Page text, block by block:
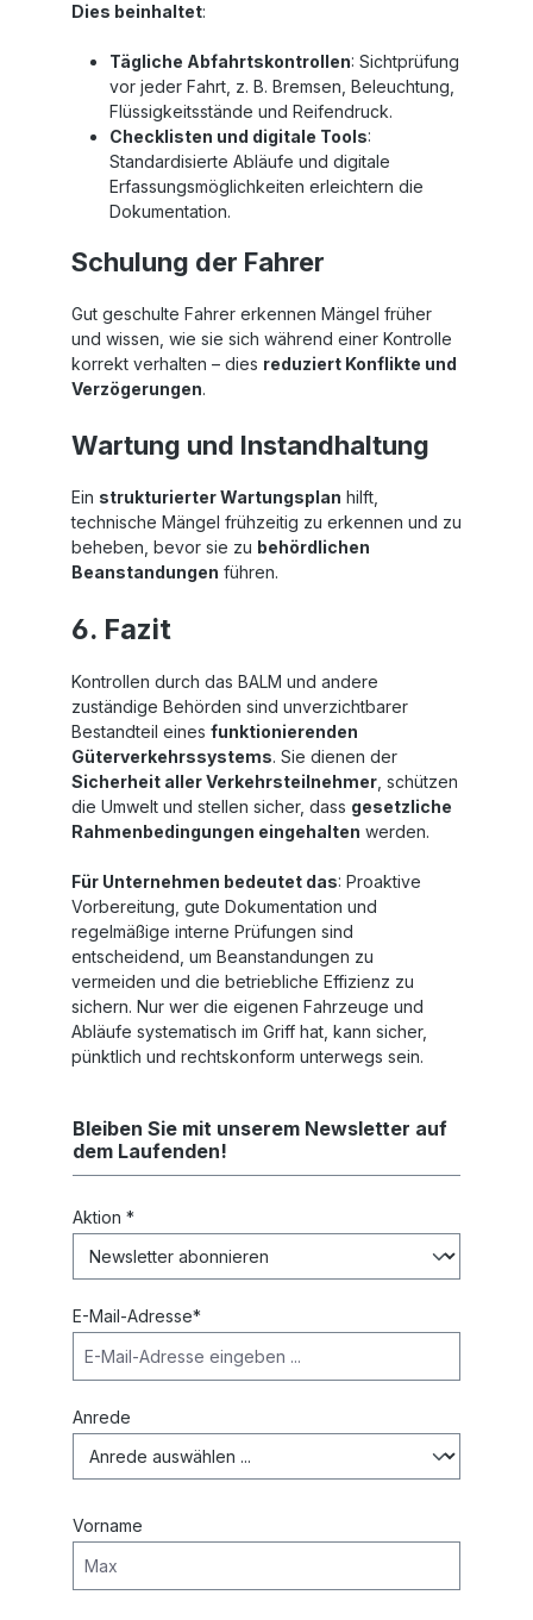
Dies beinhaltet:
Tägliche Abfahrtskontrollen: Sichtprüfung
vor jeder Fahrt, z. B. Bremsen, Beleuchtung,
Flüssigkeitsstände und Reifendruck.
Checklisten und digitale Tools:
Standardisierte Abläufe und digitale
Erfassungsmöglichkeiten erleichtern die
Dokumentation.
Schulung der Fahrer
Gut geschulte Fahrer erkennen Mängel früher
und wissen, wie sie sich während einer Kontrolle
korrekt verhalten – dies reduziert Konflikte und
Verzögerungen.
Wartung und Instandhaltung
Ein strukturierter Wartungsplan hilft,
technische Mängel frühzeitig zu erkennen und zu
beheben, bevor sie zu behördlichen
Beanstandungen führen.
6. Fazit
Kontrollen durch das BALM und andere
zuständige Behörden sind unverzichtbarer
Bestandteil eines funktionierenden
Güterverkehrssystems. Sie dienen der
Sicherheit aller Verkehrsteilnehmer , schützen
die Umwelt und stellen sicher, dass gesetzliche
Rahmenbedingungen eingehalten werden.
Für Unternehmen bedeutet das: Proaktive
Vorbereitung, gute Dokumentation und
regelmäßige interne Prüfungen sind
entscheidend, um Beanstandungen zu
vermeiden und die betriebliche Effizienz zu
sichern. Nur wer die eigenen Fahrzeuge und
Abläufe systematisch im Griff hat, kann sicher,
pünktlich und rechtskonform unterwegs sein.
Bleiben Sie mit unserem Newsletter auf
dem Laufenden!
Aktion *
E-Mail-Adresse*
Anrede
Vorname